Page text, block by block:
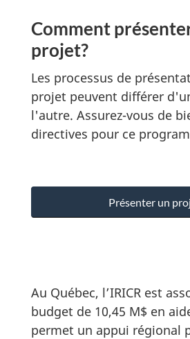
Comment
projet?
Les processus de
projet peuvent différer
l'autre. Assurez-vous de
directives pour ce
Présenter un
Au Québec, l’IRICR est
budget de 10,45 M$ en
permet un appui régional